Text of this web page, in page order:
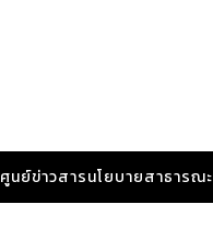
ศูนย์ข่าวสารนโยบายสาธารณะ